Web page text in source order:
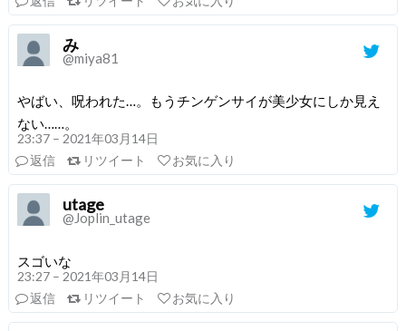
み
@miya81
やばい、呪われた…。もうチンゲンサイが美少女にしか見え
ない……。
23:37 – 2021年03月14日
返信
リツイート お気に入り
utage
@Joplin_utage
スゴいな
23:27 – 2021年03月14日
返信
リツイート お気に入り